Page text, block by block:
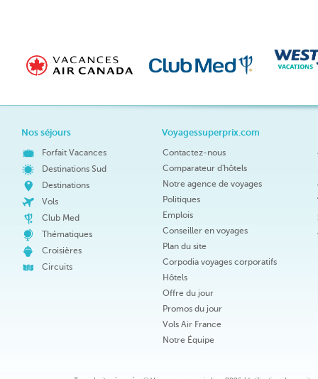
Nos séjours
Forfait Vacances
Destinations Sud
Destinations
Vols
Club Med
Thématiques
Croisières
Circuits
Voyagessuperprix.com
Contactez-nous
Comparateur d'hôtels
Notre agence de voyages
Politiques
Emplois
Conseiller en voyages
Plan du site
Corpodia voyages corporatifs
Hôtels
Offre du jour
Promos du jour
Vols Air France
Notre Équipe